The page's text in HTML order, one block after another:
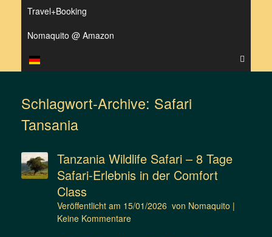
Travel+Booking
Nomaquito @ Amazon
Schlagwort-Archive: Safari
Tansania
Tanzania Wildlife Safari – 8 Tage
Safari-Erlebnis in der Comfort
Class
Veröffentlicht am 15/01/2026 von Nomaquito |
Keine Kommentare